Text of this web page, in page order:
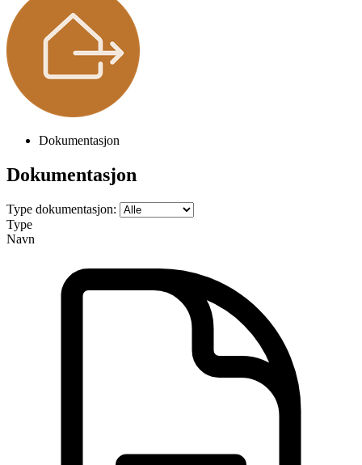
Dokumentasjon
Dokumentasjon
Type dokumentasjon:
Type
Navn